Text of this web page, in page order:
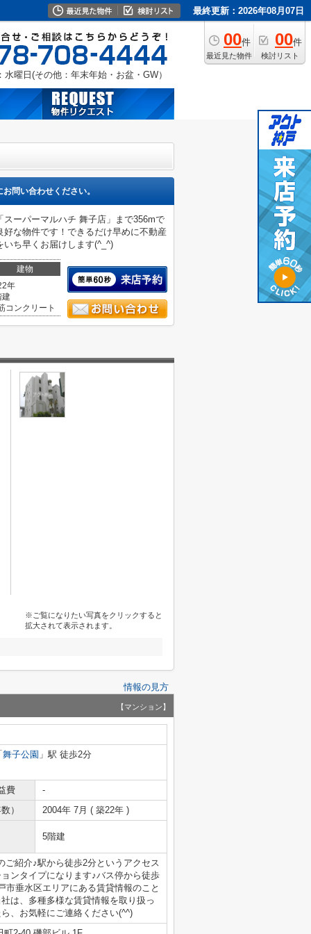
最終更新：2026年08月07日
00件
最近見た物件
00件
検討リスト
水曜日(その他：年末年始・お盆・GW）
問い合わせください。
ーパーマルハチ 舞子店」まで356mで
な物件です！できるだけ早めに不動産
ち早くお届けします(^_^)
建物
年
建
コンクリート
※ご覧になりたい写真をクリックすると
拡大されて表示されます。
情報の見方
【マンション】
舞子公園 」駅 徒歩2分
費
-
）
2004年 7月 ( 築22年 )
5階建
紹介♪駅から徒歩2分というアクセス
ンタイプになります♪バス停から徒歩
市垂水区エリアにある賃貸情報のこと
は、多種多様な賃貸情報を取り扱っ
、お気軽にご連絡ください(^^)